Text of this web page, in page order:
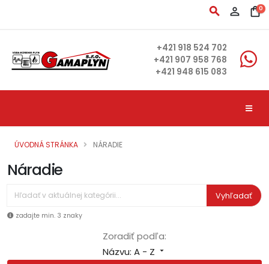
search person_outline shopping_bag0
+421 918 524 702
+421 907 958 768
+421 948 615 083
ÚVODNÁ STRÁNKA NÁRADIE
Náradie
Vyhľadať
zadajte min. 3 znaky
Zoradiť podľa:
Názvu: A - Z 